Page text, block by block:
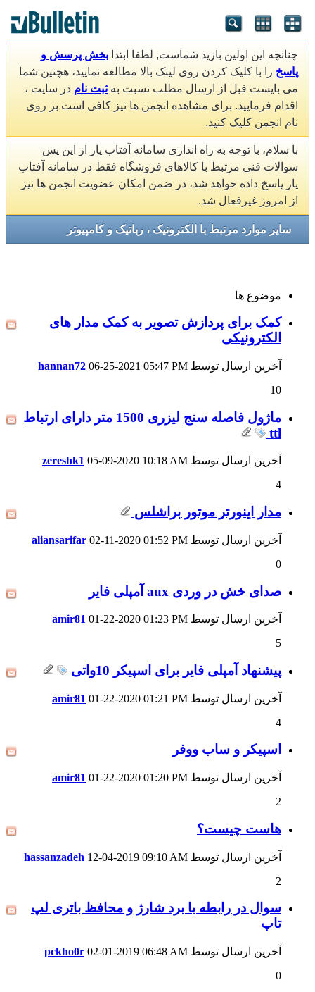
چنانچه این اولین بازید شماست, لطفا ابتدا بخش پرسش و
پاسخ را با کلیک کردن روی لینک بالا مطالعه نمایید، هچنین شما
می بایست قبل از ارسال مطلب نسبت بهثبت نام در سایت ،
اقدام فرمایید. برای مشاهده انجمن ها نیز کافی است بر روی
نام انجمن کلیک کنید.
با سلام، با توجه به راه اندازی سامانه آفتاب یار از این پس
سوالات فنی مرتبط با کالاهای فروشگاه فقط در سامانه آفتاب
یار پاسخ داده خواهد شد، در ضمن امکان عضویت انجمن ها نیز
از امروز غیرفعال شد.
سایر موارد مرتبط با الکترونیک ، رباتیک و کامپیوتر
موضوع ها
کمک برای پردازش تصویر به کمک مدار های
الکترونیکی
آخرین ارسال توسط hannan72 06-25-2021 05:47 PM
10
ماژول فاصله سنج لیزری 1500 متر دارای ارتباط
ttl
آخرین ارسال توسط zereshk1 05-09-2020 10:18 AM
4
مدار اینورتر موتور براشلس
آخرین ارسال توسط aliansarifar 02-11-2020 01:52 PM
0
صدای خش در وردی aux آمپلی فایر
آخرین ارسال توسط amir81 01-22-2020 01:23 PM
5
پیشنهاد آمپلی فایر برای اسپیکر 10واتی
آخرین ارسال توسط amir81 01-22-2020 01:21 PM
4
اسپیکر و ساب ووفر
آخرین ارسال توسط amir81 01-22-2020 01:20 PM
2
هاست چیست؟
آخرین ارسال توسط hassanzadeh 12-04-2019 09:10 AM
2
سوال در رابطه با برد شارژ و محافظ باتری لپ
تاپ
آخرین ارسال توسط pckho0r 02-01-2019 06:48 AM
0